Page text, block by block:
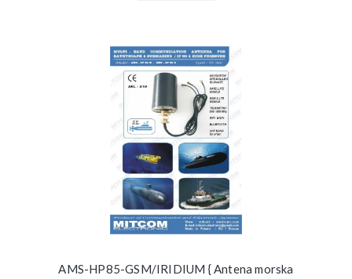
AMS-HP85-GSM/IRIDIUM { Antena morska